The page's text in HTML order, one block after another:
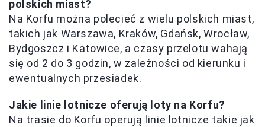
polskich miast?
Na Korfu można polecieć z wielu polskich miast,
takich jak Warszawa, Kraków, Gdańsk, Wrocław,
Bydgoszcz i Katowice, a czasy przelotu wahają
się od 2 do 3 godzin, w zależności od kierunku i
ewentualnych przesiadek.
Jakie linie lotnicze oferują loty na Korfu?
Na trasie do Korfu operują linie lotnicze takie jak